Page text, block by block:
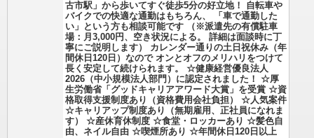
古市駅」から歩いてすぐ徒歩5分の好立地！ 自転車や
バイクでの快適な通勤はもちろん、 「車で通勤した
い」という方も相談可能です （※派遣先の有償駐車
場：月3,000円、空き状況による。 詳細は面談時に丁
寧にご説明します） カレンダー通りの土日祝休み（年
間休日120日）なので オンとオフのメリハリをつけて
長く安定して続けられます。 ☆健康経営優良法人
2026（中小規模法人部門）に認定されました！ ☆厚
生労働省「グッドキャリアアワード大賞」を受賞 ☆資
格取得支援制度あり（資格費用会社負担） ☆人気案件
☆キャリアップ制度あり（無期雇用、正社員になれま
す） ☆産休育休制度 ☆食堂・ロッカーあり ☆髪色自
由、ネイル自由 ☆喫煙所あり ☆年間休日120日以上